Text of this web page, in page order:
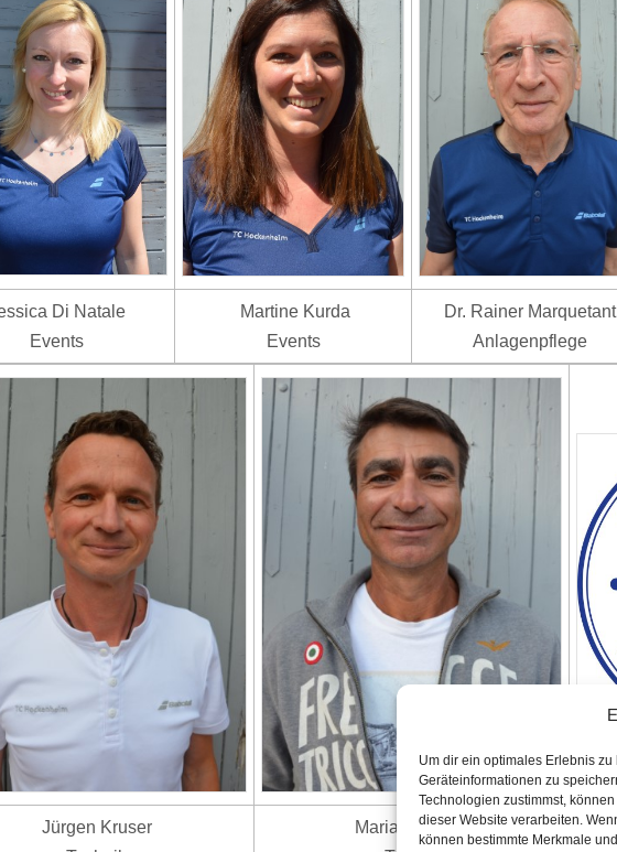
Um dir ein optimales Erlebnis
Geräteinformationen zu
Technologien zustimmst,
dieser Website verarbeiten.
können bestimmte Merkmale
Di Natale
Events
Martine Kurda
Events
Dr. Rainer Marquetant
Anlagenpflege
Jürgen Kruser
Marian Voinea